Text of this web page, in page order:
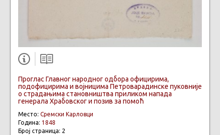
Проглас Главног народног одбора официрима,
подофицирима и војницима Петроварадинске пуковније
о страдањима становништва приликом напада
генерала Храбовског и позив за помоћ
Место: Сремски Карловци
Година: 1848
Број страница: 2